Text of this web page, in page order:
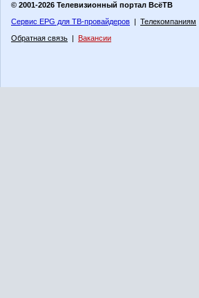
© 2001-2026 Телевизионный портал ВсёТВ
Сервис EPG для ТВ-провайдеров | Телекомпаниям
Обратная связь | Вакансии